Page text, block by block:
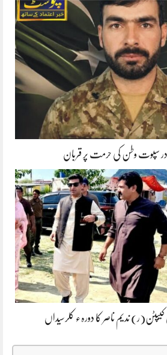
سپوت وطن کی حرمت پر قربان
کیپٹن(ر) ندیم ناصر کا دورہء کلرسیداں